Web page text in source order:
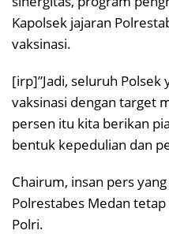
Kapolsek jajaran
vaksinasi.
[irp]”Jadi, seluruh
vaksinasi dengan target
persen itu kita berikan
bentuk kepedulian dan
Chairum, insan pers
Polrestabes Medan
Polri.